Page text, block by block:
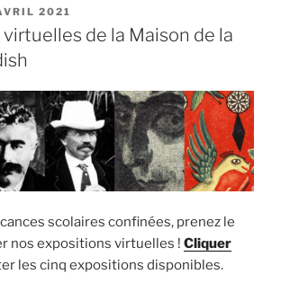
2021
de la Maison de la
scolaires confinées, prenez le
nos expositions virtuelles ! Cliquer
les cinq expositions disponibles.